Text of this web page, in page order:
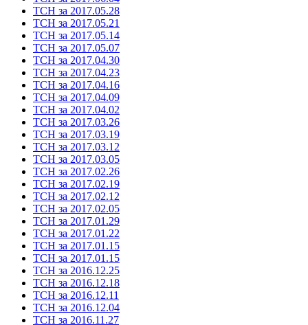
ТСН за 2017.05.28
ТСН за 2017.05.21
ТСН за 2017.05.14
ТСН за 2017.05.07
ТСН за 2017.04.30
ТСН за 2017.04.23
ТСН за 2017.04.16
ТСН за 2017.04.09
ТСН за 2017.04.02
ТСН за 2017.03.26
ТСН за 2017.03.19
ТСН за 2017.03.12
ТСН за 2017.03.05
ТСН за 2017.02.26
ТСН за 2017.02.19
ТСН за 2017.02.12
ТСН за 2017.02.05
ТСН за 2017.01.29
ТСН за 2017.01.22
ТСН за 2017.01.15
ТСН за 2017.01.15
ТСН за 2016.12.25
ТСН за 2016.12.18
ТСН за 2016.12.11
ТСН за 2016.12.04
ТСН за 2016.11.27